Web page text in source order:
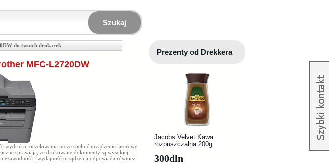
Szukaj
do twoich drukarek
MFC-L2720DW
wydruku, oczekiwania może spełnić urządzenie laserowe
sprawiają, że drukowane dokumenty są wysokiej
i wydajność urządzenia odpowiada również
Prezenty od Drekkera
Jacobs Velvet Kawa
rozpuszczalna 200g
300dln